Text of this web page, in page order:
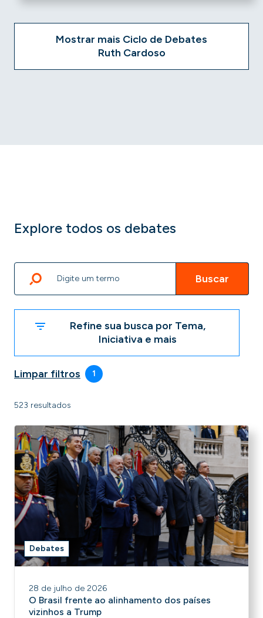
Mostrar mais Ciclo de Debates
Ruth Cardoso
Explore todos os debates
Buscar
Refine sua busca por Tema,
Iniciativa e mais
Limpar filtros 1
523 resultados
Debates
28 de julho de 2026
O Brasil frente ao alinhamento dos países
vizinhos a Trump